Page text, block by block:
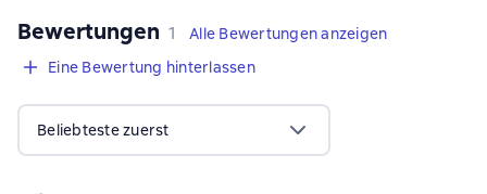
Bewertungen 1 Bewertung
1
Alle Bewertungen anzeigen
Eine Bewertung hinterlassen
Beliebteste zuerst